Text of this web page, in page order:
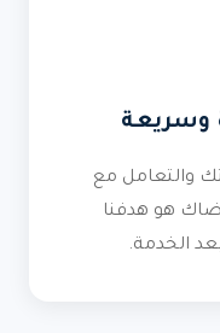
وسريعة
والتعامل مع
هو هدفنا
الخدمة.